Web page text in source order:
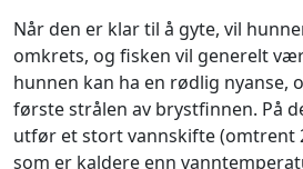
Når den er klar til å gyte, vil
omkrets, og fisken vil generelt
hunnen kan ha en rødlig nyanse,
første strålen av brystfinnen. På
utfør et stort vannskifte (omtrent
som er kaldere enn